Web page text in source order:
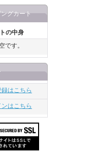
グカート
の中身
です。
録はこちら
ンはこちら